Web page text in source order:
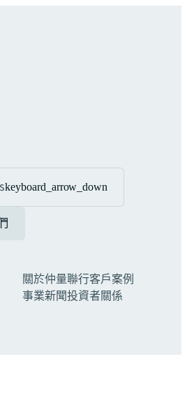
keyboard_arrow_down
關於仲量聯行客戶案例
事業新聞投資者關係